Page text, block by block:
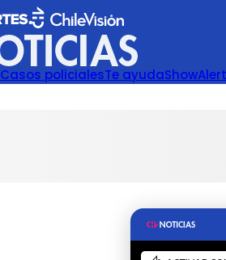
Casos policialesTe ayudaShow